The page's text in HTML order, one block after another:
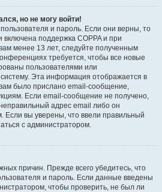
но не могу войти!
и пароль. Если они верны, то
поддержка COPPA и при
менее 13 лет, следуйте полученным
требуется, чтобы все новые
пользователями или
Эта информация отображается в
было прислано email-сообщение,
Если email-сообщение не получено,
адрес email либо он
Если вы уверены, что ввели правильный
с администратором.
причин. Прежде всего убедитесь, что
и пароль. Если данные введены
чтобы проверить, не был ли